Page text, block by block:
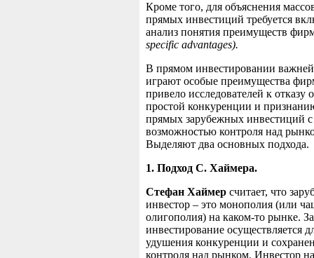
Кроме того, для объяснения
прямых инвестиций требуется
анализ понятия преимуществ
specific advantages).
В прямом инвестировании
играют особые преимущества
привело исследователей к отказу
простой конкуренции и
прямых зарубежных инвестиций с
возможностью контроля над
Выделяют два основных подхода.
1. Подход С. Хаймера.
Стефан Хаймер считает, что
инвестор – это монополия (или
олигополия) на каком-то рынке.
инвестирование осуществляется
удушения конкуренции и
контроля над рынком. Инвестор